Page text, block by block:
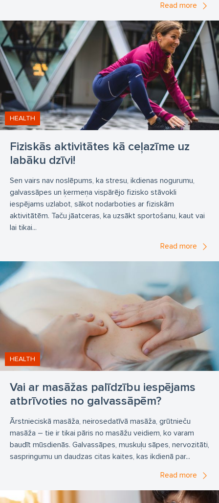
Read more
Fiziskās aktivitātes kā ceļazīme uz
labāku dzīvi!
HEALTH
Sen vairs nav noslēpums, ka stresu, ikdienas nogurumu,
galvassāpes un ķermeņa vispārējo fizisko stāvokli
iespējams uzlabot, sākot nodarboties ar fiziskām
aktivitātēm. Taču jāatceras, ka uzsākt sportošanu, kaut vai
lai tikai...
Read more
Vai ar masāžas palīdzību iespējams
atbrīvoties no galvassāpēm?
HEALTH
Ārstnieciskā masāža, neirosedatīvā masāža, grūtnieču
masāža – tie ir tikai pāris no masāžu veidiem, ko varam
baudīt mūsdienās. Galvassāpes, muskuļu sāpes, nervozitāti,
saspringumu un daudzas citas kaites, kas ikdienā par...
Read more